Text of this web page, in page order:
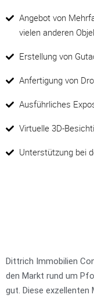
Angebot von
vielen anderen
Erstellung von
Anfertigung von
Ausführliches
Virtuelle 3D-
Unterstützung bei
Dittrich Immobilien
den Markt rund um
gut. Diese exzellenten